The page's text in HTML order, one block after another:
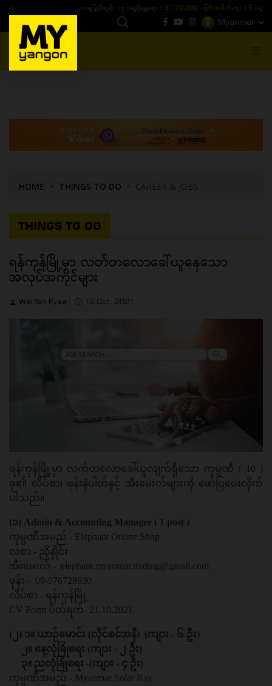
ယနေ့ပြည်တွင်း ၁၅ ပဲရည်ရွှေဈေး :3,770,000 - ပြင်ပပေါက်စျေး (၁၆ ပဲရည် တစ်ကျပ်
Myanmar
MENU
HOME THINGS TO DO CAREER & JOBS
THINGS TO DO
ရန်ကုန်မြို့မှာ လတ်တလောခေါ်ယူနေသော
အလုပ်အကိုင်များ
Wai Yan Kyaw 13 Oct, 2021
ရန်ကုန်မြို့မှာ လက်တလောခေါ်ယူလျက်ရှိသော ကုမ္ပဏီ ( 10 )
ခု၏ လိပ်စာ၊ ဖုန်းနံပါတ်နှင့် အီးမေးလ်များကို ဖော်ပြပေးလိုက်
ပါသည်။
(၁) Admin & Accounting Manager ( 1 post )
ကုမ္ပဏီအမည် - Elephant Online Shop
လစာ - ညှိနှိုင်း
အီးမေးလ် - elephant.myanmar.trading@gmail.com
ဖုန်း - 09-976728630
လိပ်စာ - ရန်ကုန်မြို့
CV Form ပိတ်ရက်- 21.10.2021
(၂) ၁။ ယာဉ်မောင်း (လိုင်စင်အနီ) (ကျား - ၆ ဦး)
၂။ နေ့လုံခြုံရေး (ကျား - ၂ ဦး)
၃။ ညလုံခြုံရေး -(ကျား - ၄ ဦး)
ကုမ္ပဏီအမည် - Myanmar Solar Ray